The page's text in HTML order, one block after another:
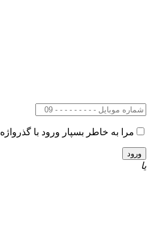
مرا به خاطر بسپار ورود با گذرواژه
یا